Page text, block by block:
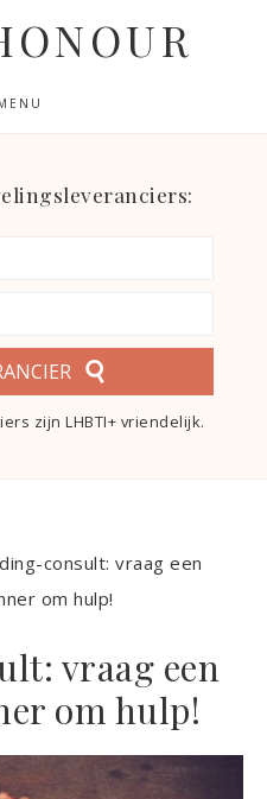
zijn LHBTI+ vriendelijk.
consult: vraag een
om hulp!
vraag een
om hulp!